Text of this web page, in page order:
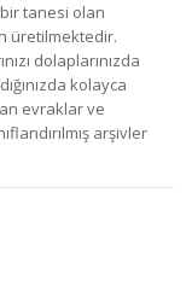
tanesi olan
üretilmektedir.
dolaplarınızda
kolayca
evraklar ve
arşivler